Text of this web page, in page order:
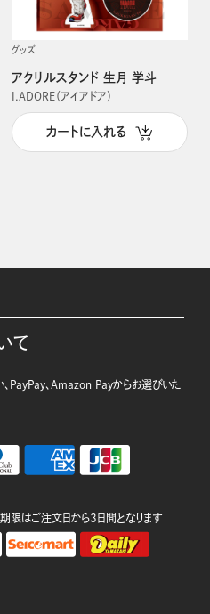
グッズ
アクリルスタンド 生月 学斗
I.ADORE（アイアドア）
カートに入れる
て
、PayPay、Amazon Payからお選びいた
限はご注文日から3日間となります